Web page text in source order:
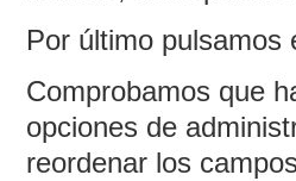
Por último pulsamos
Comprobamos que
opciones de
reordenar los